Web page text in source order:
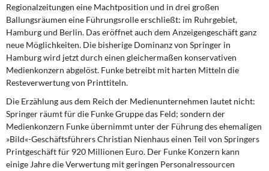
Regionalzeitungen eine Machtposition und in drei großen
Ballungsräumen eine Führungsrolle erschließt: im Ruhrgebiet,
Hamburg und Berlin. Das eröffnet auch dem Anzeigengeschäft ganz
neue Möglichkeiten. Die bisherige Dominanz von Springer in
Hamburg wird jetzt durch einen gleichermaßen konservativen
Medienkonzern abgelöst. Funke betreibt mit harten Mitteln die
Resteverwertung von Printtiteln.
Die Erzählung aus dem Reich der Medienunternehmen lautet nicht:
Springer räumt für die Funke Gruppe das Feld; sondern der
Medienkonzern Funke übernimmt unter der Führung des ehemaligen
»Bild«-Geschäftsführers Christian Nienhaus einen Teil von Springers
Printgeschäft für 920 Millionen Euro. Der Funke Konzern kann
einige Jahre die Verwertung mit geringen Personalressourcen